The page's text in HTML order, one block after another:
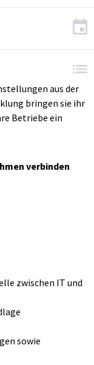
aus der
bringen sie ihr
Betriebe ein
verbinden
zwischen IT und
sowie